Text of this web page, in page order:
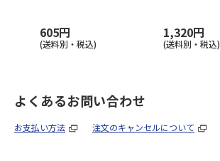
605円
(送料別・税込)
1,320円
(送料別・税込)
よくあるお問い合わせ
お支払い方法 注文のキャンセルについて